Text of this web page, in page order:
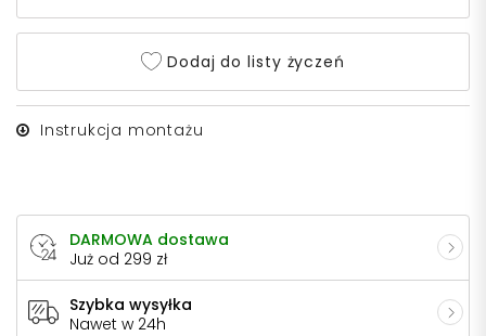
Dodaj do listy życzeń
Instrukcja montażu
DARMOWA dostawa
Już od 299 zł
Szybka wysyłka
Nawet w 24h